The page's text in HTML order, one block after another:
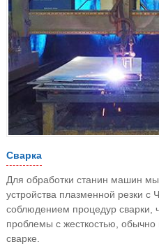
Сварка
Для обработки станин машин
устройства плазменной резки с
соблюдением процедур сварки,
проблемы с жесткостью,
сварке.